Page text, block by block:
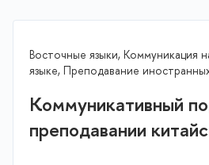
Восточные языки, Коммуникация
языке, Преподавание
Коммуникативный
преподавании